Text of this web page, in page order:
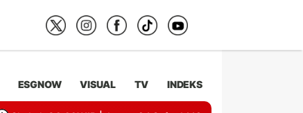
ESGNOW VISUAL TV INDEKS